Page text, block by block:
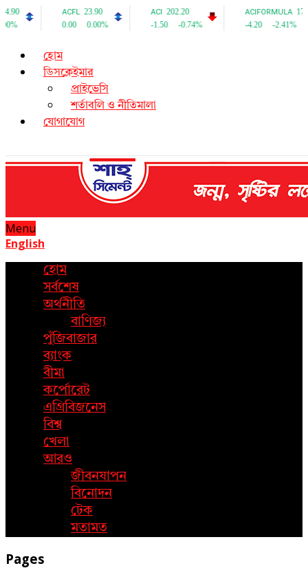
হোম
ডিসক্লেইমার
প্রাইভেসি
শর্তাবলি ও নীতিমালা
যোগাযোগ
Menu
English
হোম
সর্বশেষ
অর্থনীতি
বাণিজ্য
পুঁজিবাজার
ব্যাংক
বীমা
কর্পোরেট
এগ্রিবিজনেস
বিশ্ব
খেলা
আরও
জীবনযাপন
বিনোদন
টেক
মতামত
Pages